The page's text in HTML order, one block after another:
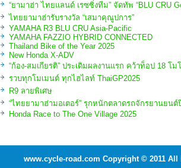
“ยามาฮ่า ไทยแลนด์ เรซซิ่งทีม” จัดทัพ “BLU CRU
ไทยยามาฮ่ารับรางวัล “เสมาคุณูปการ”
YAMAHA R3 BLU CRU Asia-Pacific
YAMAHA FAZZIO HYBRID CONNECTED
Thailand Bike of the Year 2025
New Honda X-ADV
“ก้อง-สมเกียรติ” ประเดิมผลงานแรก คว้าท็อป 18 โม
รวบทุกโมเมนต์ ทุกไฮไลท์ ThaiGP2025
R9 ลายพิเศษ
“ไทยยามาฮ่ามอเตอร์” รุกหนักตลาดรถจักรยานยนต์
Honda Race to The One Village 2025
www.cycle-road.com Copyright © 2011 All